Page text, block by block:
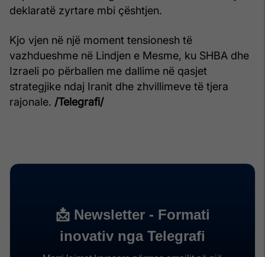
deklaratë zyrtare mbi çështjen.
Kjo vjen në një moment tensionesh të
vazhdueshme në Lindjen e Mesme, ku SHBA dhe
Izraeli po përballen me dallime në qasjet
strategjike ndaj Iranit dhe zhvillimeve të tjera
rajonale. /Telegrafi/